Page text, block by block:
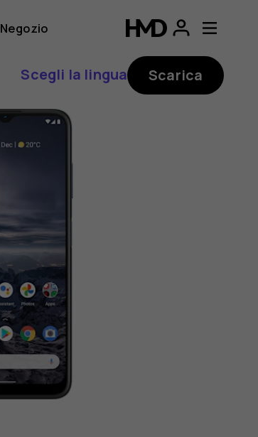
Negozio
Scegli la lingua Scarica